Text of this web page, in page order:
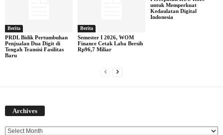
Berita
PRDL Bidik Pertumbuhan
Penjualan Dua Digit di
Tengah Transisi Fasilitas
Baru
Berita
Semester I 2026, WOM
Finance Cetak Laba Bersih
Rp96,7 Miliar
untuk Memperkuat
Kedaulatan Digital
Indonesia
Archives